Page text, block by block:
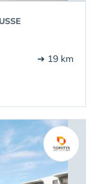
➔ 19 km